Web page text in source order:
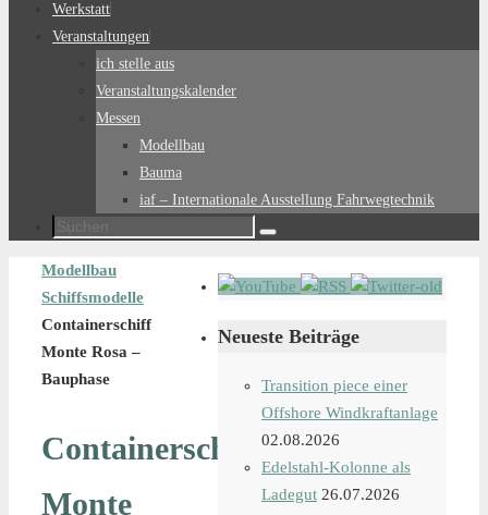
Werkstatt
Veranstaltungen
ich stelle aus
Veranstaltungskalender
Messen
Modellbau
Bauma
iaf – Internationale Ausstellung Fahrwegtechnik
Suchen
Suchen
Start
Modellbau
Schiffsmodelle
Containerschiff
Monte Rosa –
Bauphase
Containerschiff
Monte
Neueste Beiträge
Transition piece einer
Offshore Windkraftanlage
02.08.2026
Edelstahl-Kolonne als
Ladegut 26.07.2026